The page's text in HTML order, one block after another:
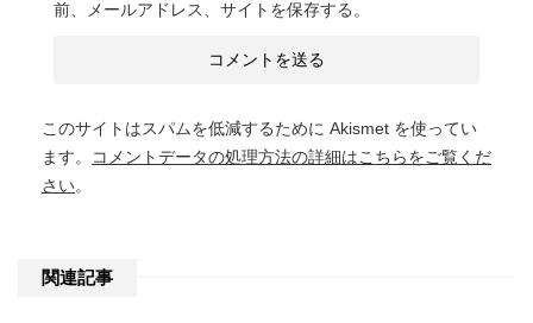
前、メールアドレス、サイトを保存する。
このサイトはスパムを低減するために Akismet を使ってい
ます。
コメントデータの処理方法の詳細はこちらをご覧くだ
さい。
関連記事